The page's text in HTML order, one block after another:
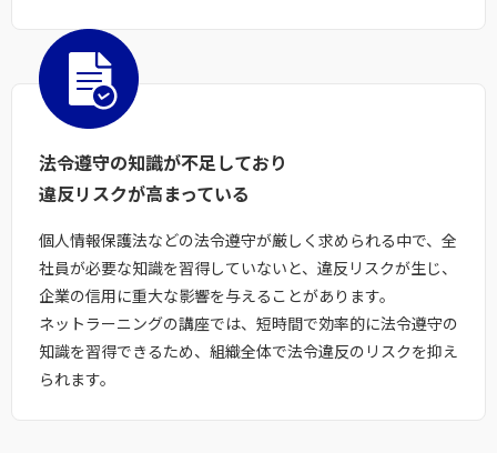
法令遵守の知識が不足しており
違反リスクが高まっている
個人情報保護法などの法令遵守が厳しく求められる中で、全
社員が必要な知識を習得していないと、違反リスクが生じ、
企業の信用に重大な影響を与えることがあります。
ネットラーニングの講座では、短時間で効率的に法令遵守の
知識を習得できるため、組織全体で法令違反のリスクを抑え
られます。